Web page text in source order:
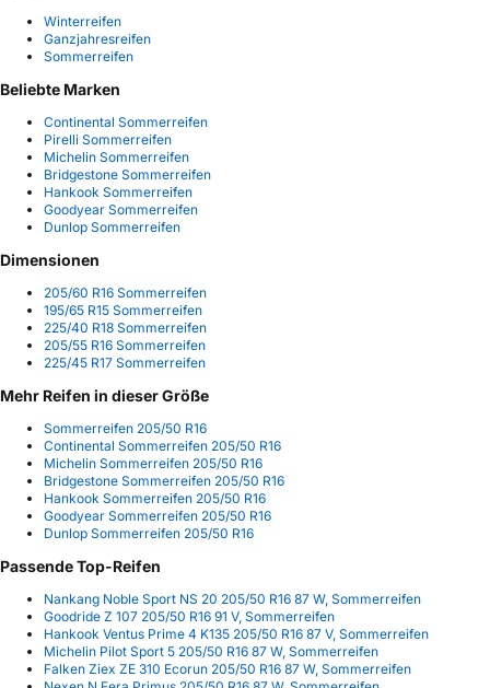
Winterreifen
Ganzjahresreifen
Sommerreifen
Beliebte Marken
Continental Sommerreifen
Pirelli Sommerreifen
Michelin Sommerreifen
Bridgestone Sommerreifen
Hankook Sommerreifen
Goodyear Sommerreifen
Dunlop Sommerreifen
Dimensionen
205/60 R16 Sommerreifen
195/65 R15 Sommerreifen
225/40 R18 Sommerreifen
205/55 R16 Sommerreifen
225/45 R17 Sommerreifen
Mehr Reifen in dieser Größe
Sommerreifen 205/50 R16
Continental Sommerreifen 205/50 R16
Michelin Sommerreifen 205/50 R16
Bridgestone Sommerreifen 205/50 R16
Hankook Sommerreifen 205/50 R16
Goodyear Sommerreifen 205/50 R16
Dunlop Sommerreifen 205/50 R16
Passende Top-Reifen
Nankang Noble Sport NS 20 205/50 R16 87 W, Sommerreifen
Goodride Z 107 205/50 R16 91 V, Sommerreifen
Hankook Ventus Prime 4 K135 205/50 R16 87 V, Sommerreifen
Michelin Pilot Sport 5 205/50 R16 87 W, Sommerreifen
Falken Ziex ZE 310 Ecorun 205/50 R16 87 W, Sommerreifen